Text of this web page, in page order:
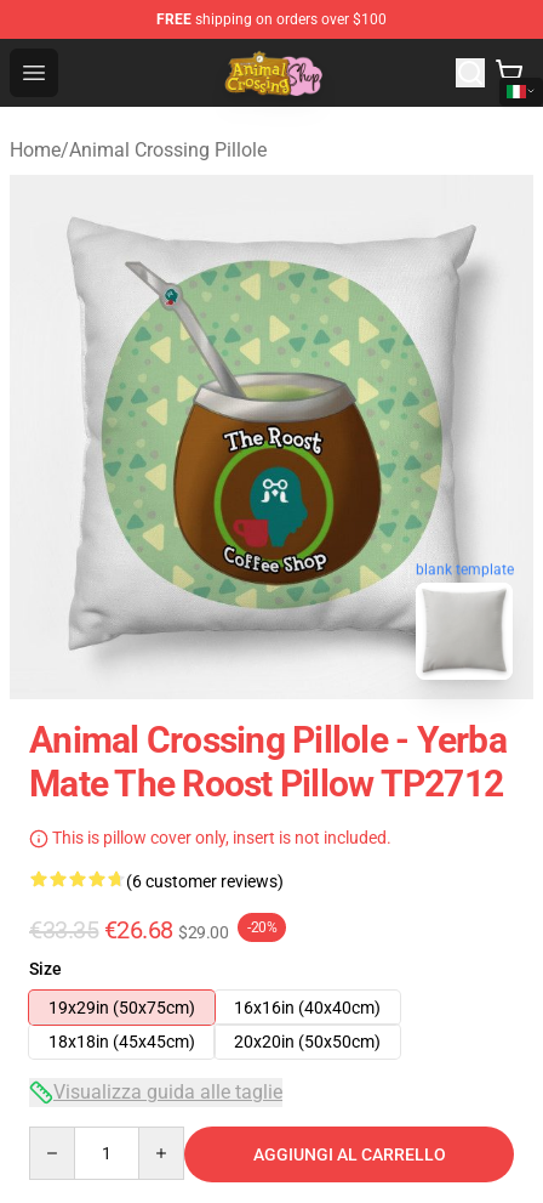
FREE shipping on orders over $100
Open menu
Animal Crossing Shop - Official Animal Crossing
Home/Animal Crossing Pillole
blank template
Animal Crossing Pillole - Yerba
Mate The Roost Pillow TP2712
This is pillow cover only, insert is not included.
(6 customer reviews)
€33.35 €26.68 $29.00 -20%
Size
19x29in (50x75cm)
16x16in (40x40cm)
18x18in (45x45cm)
20x20in (50x50cm)
Visualizza guida alle taglie
AGGIUNGI AL CARRELLO